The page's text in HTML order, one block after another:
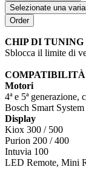
Selezionate una
CHIP DI TUNING
Sblocca il limite di
COMPATIBILITÀ
Motori
4ª e 5ª generazione,
Bosch Smart System
Display
Kiox 300 / 500
Purion 200 / 400
Intuvia 100
LED Remote, Mini